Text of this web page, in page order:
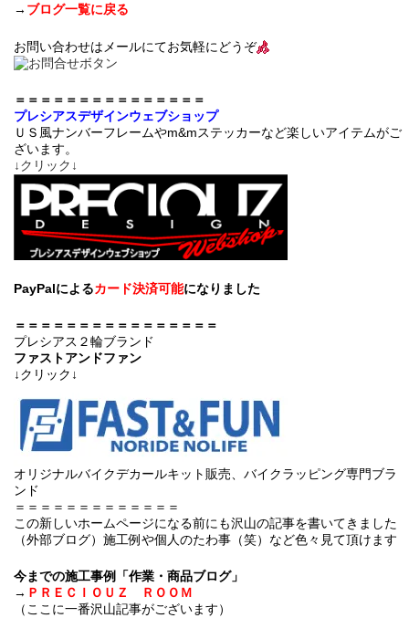
→ ブログ一覧に戻る
お問い合わせはメールにてお気軽にどうぞ
＝＝＝＝＝＝＝＝＝＝＝＝＝＝＝
プレシアスデザインウェブショップ
ＵＳ風ナンバーフレームやm&mステッカーなど楽しいアイテムがご
ざいます。
↓クリック↓
PayPalによるカード決済可能になりました
＝＝＝＝＝＝＝＝＝＝＝＝＝＝＝＝
プレシアス２輪ブランド
ファストアンドファン
↓クリック↓
オリジナルバイクデカールキット販売、バイクラッピング専門ブラ
ンド
＝＝＝＝＝＝＝＝＝＝＝＝＝
この新しいホームページになる前にも沢山の記事を書いてきました
（外部ブログ）施工例や個人のたわ事（笑）など色々見て頂けます
今までの施工事例「作業・商品ブログ」
→ ＰＲＥＣＩＯＵＺ ＲＯＯＭ
（ここに一番沢山記事がございます）